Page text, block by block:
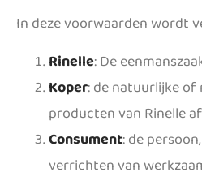
In deze voorwaarden wordt
Rinelle: De
Koper: de natuurlijke
producten van Rinelle
Consument: de
verrichten van